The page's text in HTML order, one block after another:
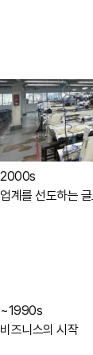
2000s
업계를 선도하는
~1990s
비즈니스의 시작